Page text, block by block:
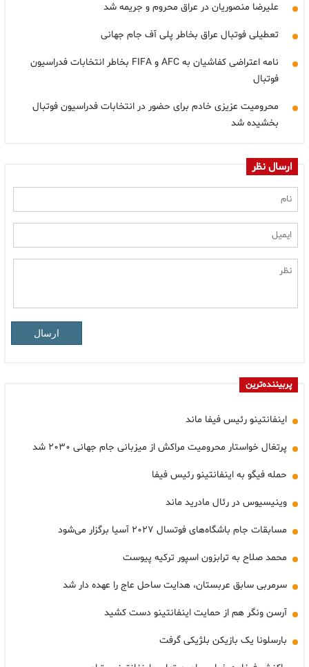
علیرضا منصوریان در عراق محروم و جریمه شد
تعطیلی فوتبال عراق بخاطر پلی آف جام جهانی
نامه اعتراضی کفاشیان به AFC و FIFA بخاطر انتخابات فدراسیون
فوتبال
محرومیت عزیزی خادم برای حضور در انتخابات فدراسیون فوتبال
بخشیده شد
ارسال نظر
ارسال
پربیننده‌ترین
اینفانتینو رئیس فیفا ماند
پرتغال خواستار محرومیت مراکش از میزبانی جام جهانی ۲۰۳۰ شد
حمله فیگو به اینفانتینو رئیس فیفا
وینیسیوس در رئال مادرید ماند
مسابقات جام باشگاه‌های فوتسال ۲۰۲۷ آسیا برگزار می‌شود
محمد صلاح به ترابزون اسپور ترکیه پیوست
سرمربی سابق عربستان، هدایت ساحل عاج را عهده دار شد
آرسن ونگر هم از حمایت اینفانتینو دست کشید
بارسلونا یک بازیکن بلژیکی گرفت